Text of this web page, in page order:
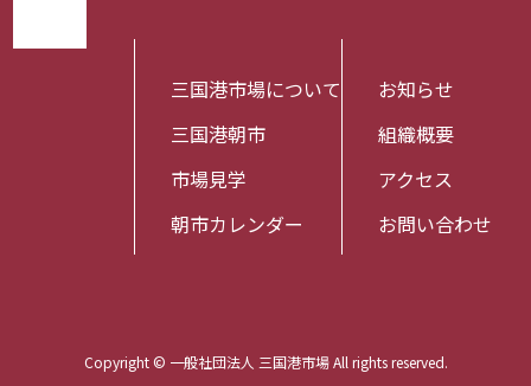
三国港市場について
三国港朝市
市場見学
朝市カレンダー
お知らせ
組織概要
アクセス
お問い合わせ
Copyright © 一般社団法人 三国港市場 All rights reserved.